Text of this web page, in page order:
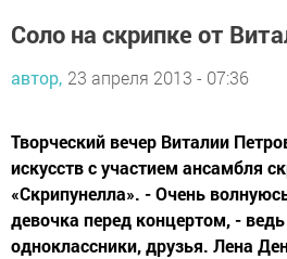
Соло на скрипке от
автор, 23 апреля 2013 - 07:36
Творческий вечер Виталии
искусств с участием ансамбля
«Скрипунелла». - Очень
девочка перед концертом, -
одноклассники, друзья. Лена